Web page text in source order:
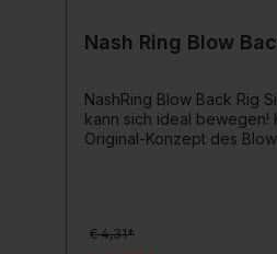
Nash Ring Blow
NashRing Blow Back Rig
kann sich ideal bewegen!
Original-Konzept des
garantiert.Produktdetails: Rig-Komponenten:
€ 4,31*